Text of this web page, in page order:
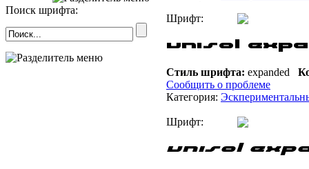
Поиск шрифта:
Шрифт:
Стиль шрифта: expanded
Сообщить о проблеме
Категория:
Шрифт: